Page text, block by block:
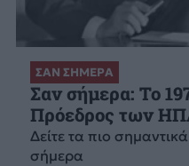
ΣΑΝ ΣΗΜΕΡΑ
Σαν σήμερα: Το
Πρόεδρος των
Δείτε τα πιο
σήμερα